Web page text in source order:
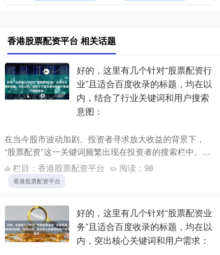
香港股票配资平台 相关话题
好的，这里有几个针对“股票配资行
业”且适合百度收录的标题，均在以
内，结合了行业关键词和用户搜索
意图：
在当今股市波动加剧、投资者寻求放大收益的背景下，
“股票配资”这一关键词频繁出现在投资者的搜索栏中。它
如同一个充满诱惑的金融杠杆，承诺着“以小博大”的财富
奇迹，但....
栏目： 香港股票配资平台 阅读： 98
香港股票配资平台
好的，这里有几个针对“股票配资业
务”且适合百度收录的标题，均在以
内，突出核心关键词和用户需求：